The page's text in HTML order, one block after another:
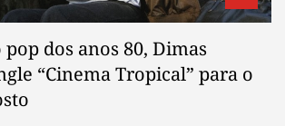
dos anos 80, Dimas
“Cinema Tropical” para o